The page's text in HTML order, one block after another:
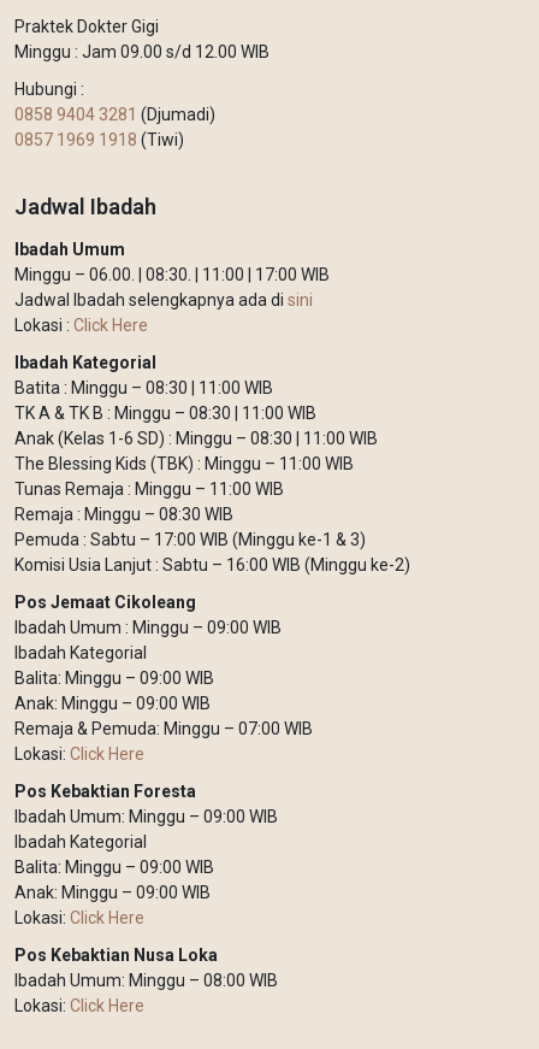
Praktek Dokter Gigi
Minggu : Jam 09.00 s/d 12.00 WIB
Hubungi :
0858 9404 3281 (Djumadi)
0857 1969 1918 (Tiwi)
Jadwal Ibadah
Ibadah Umum
Minggu – 06.00. | 08:30. | 11:00 | 17:00 WIB
Jadwal Ibadah selengkapnya ada di sini
Lokasi : Click Here
Ibadah Kategorial
Batita : Minggu – 08:30 | 11:00 WIB
TK A & TK B : Minggu – 08:30 | 11:00 WIB
Anak (Kelas 1-6 SD) : Minggu – 08:30 | 11:00 WIB
The Blessing Kids (TBK) : Minggu – 11:00 WIB
Tunas Remaja : Minggu – 11:00 WIB
Remaja : Minggu – 08:30 WIB
Pemuda : Sabtu – 17:00 WIB (Minggu ke-1 & 3)
Komisi Usia Lanjut : Sabtu – 16:00 WIB (Minggu ke-2)
Pos Jemaat Cikoleang
Ibadah Umum : Minggu – 09:00 WIB
Ibadah Kategorial
Balita: Minggu – 09:00 WIB
Anak: Minggu – 09:00 WIB
Remaja & Pemuda: Minggu – 07:00 WIB
Lokasi: Click Here
Pos Kebaktian Foresta
Ibadah Umum: Minggu – 09:00 WIB
Ibadah Kategorial
Balita: Minggu – 09:00 WIB
Anak: Minggu – 09:00 WIB
Lokasi: Click Here
Pos Kebaktian Nusa Loka
Ibadah Umum: Minggu – 08:00 WIB
Lokasi: Click Here